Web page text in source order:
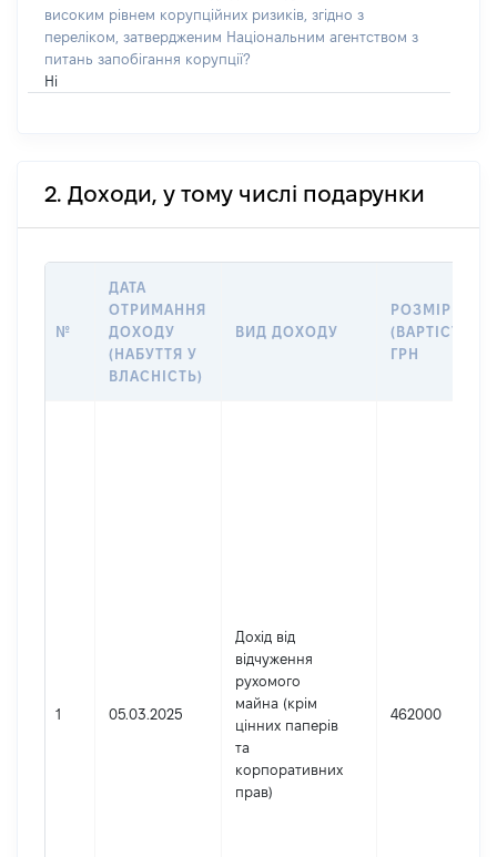
високим рівнем корупційних ризиків, згідно з
переліком, затвердженим Національним агентством з
питань запобігання корупції?
Ні
2. Доходи, у тому числі подарунки
№
ДАТА
ОТРИМАННЯ
ДОХОДУ
(НАБУТТЯ У
ВЛАСНІСТЬ)
ВИД ДОХОДУ
РОЗМІР
(ВАРТІСТЬ),
ГРН
1 05.03.2025
Дохід від
відчуження
рухомого
майна (крім
цінних паперів
та
корпоративних
прав)
462000